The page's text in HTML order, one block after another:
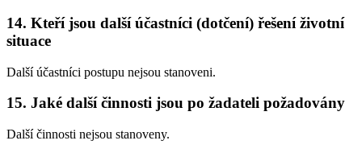
14. Kteří jsou další účastníci (dotčení) řešení životní
situace
Další účastníci postupu nejsou stanoveni.
15. Jaké další činnosti jsou po žadateli požadovány
Další činnosti nejsou stanoveny.